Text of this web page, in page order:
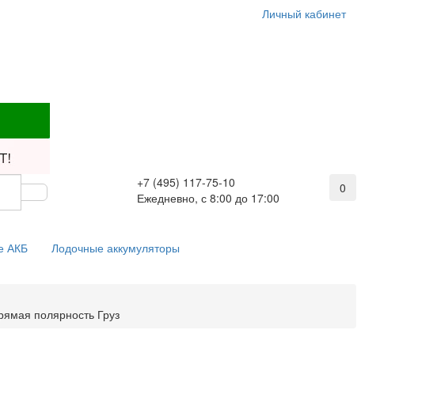
Личный кабинет
+7 (495) 117-75-10
Ежедневно, с 8:00 до 17:00
0
АКБ Лодочные аккумуляторы
полярность Груз